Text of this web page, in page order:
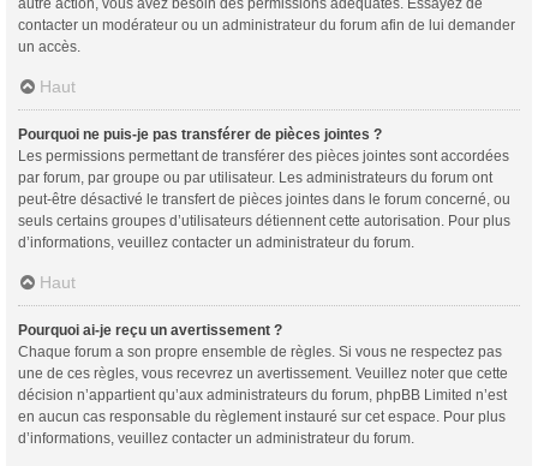
contacter un modérateur ou un administrateur du forum afin de lui demander
un accès.
Haut
Pourquoi ne puis-je pas transférer de pièces jointes ?
Les permissions permettant de transférer des pièces jointes sont accordées
par forum, par groupe ou par utilisateur. Les administrateurs du forum ont
peut-être désactivé le transfert de pièces jointes dans le forum concerné, ou
seuls certains groupes d’utilisateurs détiennent cette autorisation. Pour plus
d’informations, veuillez contacter un administrateur du forum.
Haut
Pourquoi ai-je reçu un avertissement ?
Chaque forum a son propre ensemble de règles. Si vous ne respectez pas
une de ces règles, vous recevrez un avertissement. Veuillez noter que cette
décision n’appartient qu’aux administrateurs du forum, phpBB Limited n’est
en aucun cas responsable du règlement instauré sur cet espace. Pour plus
d’informations, veuillez contacter un administrateur du forum.